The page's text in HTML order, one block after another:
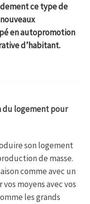
ce type de
en autopromotion
d’habitant.
logement pour
son logement
de masse.
comme avec un
moyens avec vos
les grands